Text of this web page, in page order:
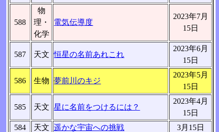
588
物
理・
化学
電気伝導度
2023年7月
15日
587 天文 恒星の名前あれこれ
2023年6月
15日
586 生物 夢前川のキジ
2023年5月
15日
585 天文 星に名前をつけるには？
2023年4月
15日
584
天文 遥かな宇宙への挑戦 3月15日